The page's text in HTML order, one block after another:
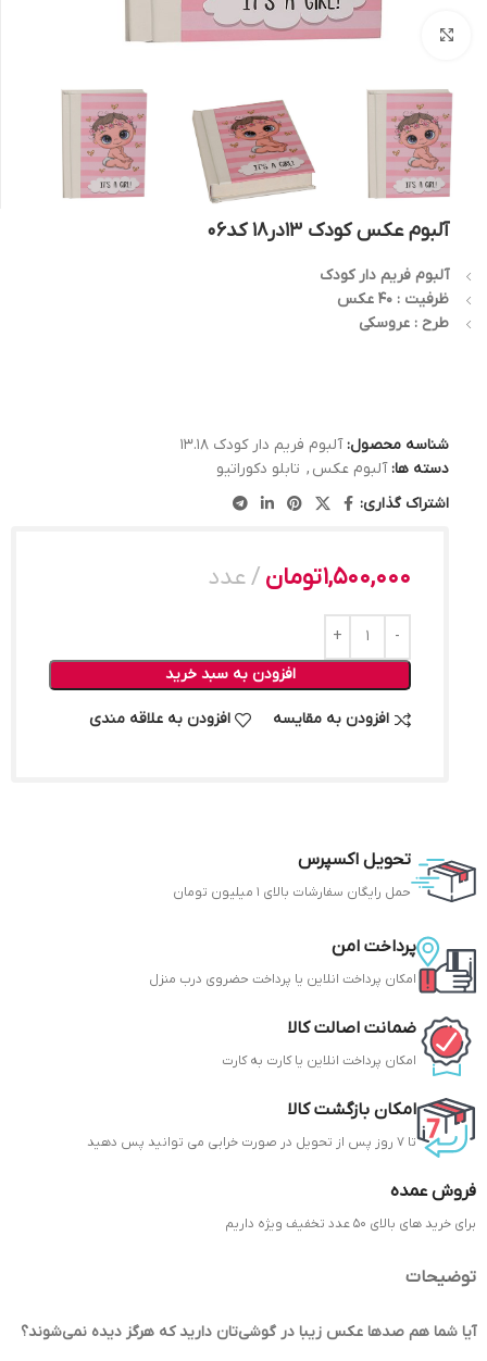
بزرگنمایی تصویر
آلبوم عکس کودک 13در18 کد06
آلبوم فریم دار کودک
ظرفیت : 40 عکس
طرح : عروسکی
شناسه محصول:آلبوم فریم دار کودک 13.18
دسته ها: آلبوم عکس , تابلو دکوراتیو
اشتراک گذاری:
1,500,000تومان عدد
افزودن به سبد خرید
افزودن به مقایسه افزودن به علاقه مندی
تحویل اکسپرس
حمل رایگان سفارشات بالای 1 میلیون تومان
پرداخت امن
امکان پرداخت انلاین یا پرداخت حضروی درب منزل
ضمانت اصالت کالا
امکان پرداخت انلاین یا کارت به کارت
امکان بازگشت کالا
تا 7 روز پس از تحویل در صورت خرابی می توانید پس دهید
فروش عمده
برای خرید های بالای 50 عدد تخفیف ویژه داریم
توضیحات
آیا شما هم صدها عکس زیبا در گوشی‌تان دارید که هرگز دیده نمی‌شوند؟